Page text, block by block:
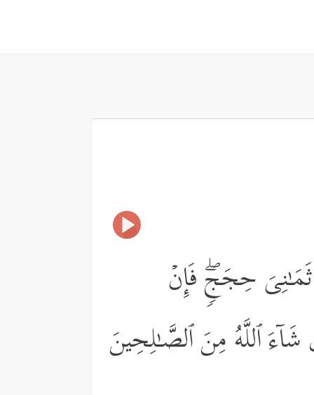
حِجَجࣲۖ فَإِنۡ
ٱللَّهُ مِنَ ٱلصَّـٰلِحِینَ